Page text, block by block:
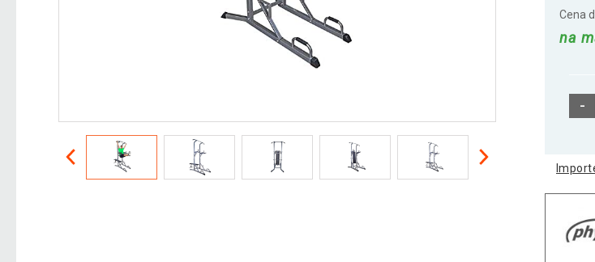
Cena
na
-